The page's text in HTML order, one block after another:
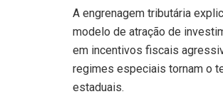
A engrenagem tributária
modelo de atração de
em incentivos fiscais
regimes especiais tornam o
estaduais.